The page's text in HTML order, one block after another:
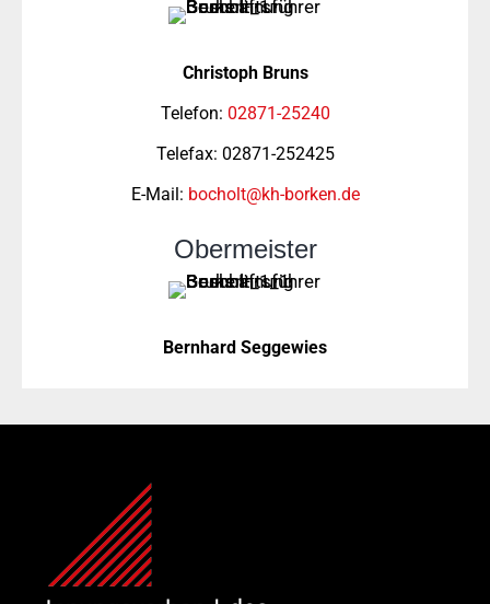
Christoph Bruns
Telefon: 02871-25240
Telefax: 02871-252425
E-Mail: bocholt@kh-borken.de
Obermeister
Bernhard Seggewies